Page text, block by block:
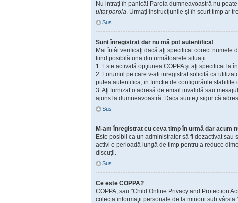
Nu intraţi în panică! Parola dumneavoastră nu
uitat parola. Urmaţi instrucţiunile şi în scurt timp ar
Sus
Sunt înregistrat dar nu mă pot autentifica!
Mai întâi verificaţi dacă aţi specificat corect numele
fiind posibilă una din următoarele situații:
1. Este activată opţiunea COPPA şi aţi specificat la
2. Forumul pe care v-ati inregistrat solicită ca
putea autentifica, in funcție de configurările stabilite
3. Aţi furnizat o adresă de email invalidă sau
ajuns la dumneavoastră. Daca sunteţi sigur că
Sus
M-am înregistrat cu ceva timp în urmă dar acum
Este posibil ca un administrator să fi dezactivat
activi o perioadă lungă de timp pentru a reduce
discuţii.
Sus
Ce este COPPA?
COPPA, sau "Child Online Privacy and Protection
colecta informaţii personale de la minorii sub